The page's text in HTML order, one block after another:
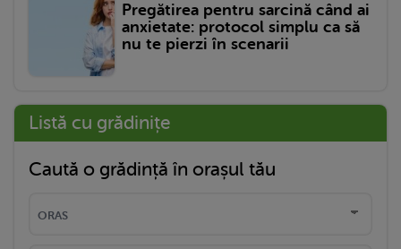
Pregătirea pentru sarcină când ai
anxietate: protocol simplu ca să
nu te pierzi în scenarii
Listă cu grădinițe
Caută o grădință în orașul tău